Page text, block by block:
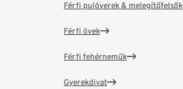
Férfi pulóverek & melegítőfelsők
Férfi övek
Férfi fehérneműk
Gyerekdivat